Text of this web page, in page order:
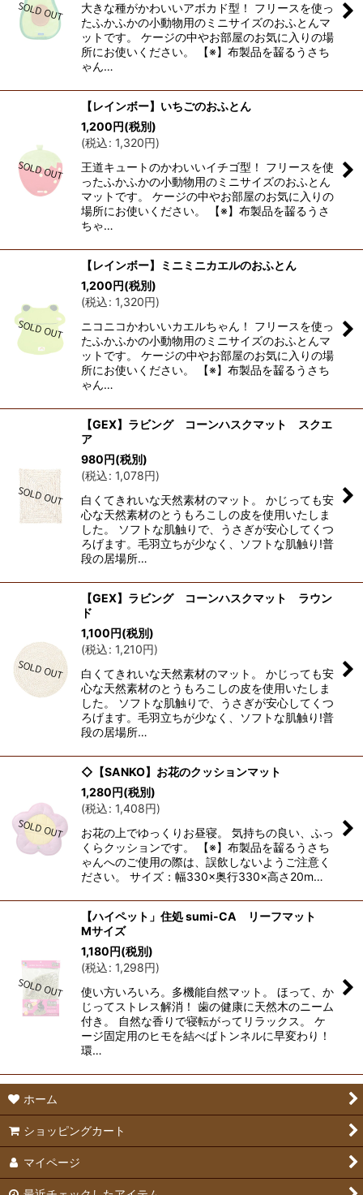
大きな種がかわいいアボカド型！ フリースを使っ
たふかふかの小動物用のミニサイズのおふとんマ
ットです。 ケージの中やお部屋のお気に入りの場
所にお使いください。 【※】布製品を齧るうさち
ゃん…
【レインボー】いちごのおふとん
1,200円(税別)
(税込: 1,320円)
王道キュートのかわいいイチゴ型！ フリースを使
ったふかふかの小動物用のミニサイズのおふとん
マットです。 ケージの中やお部屋のお気に入りの
場所にお使いください。 【※】布製品を齧るうさ
ちゃ…
【レインボー】ミニミニカエルのおふとん
1,200円(税別)
(税込: 1,320円)
ニコニコかわいいカエルちゃん！ フリースを使っ
たふかふかの小動物用のミニサイズのおふとんマ
ットです。 ケージの中やお部屋のお気に入りの場
所にお使いください。 【※】布製品を齧るうさち
ゃん…
【GEX】ラビング コーンハスクマット スクエ
ア
980円(税別)
(税込: 1,078円)
白くてきれいな天然素材のマット。 かじっても安
心な天然素材のとうもろこしの皮を使用いたしま
した。 ソフトな肌触りで、うさぎが安心してくつ
ろげます。毛羽立ちが少なく、ソフトな肌触り!普
段の居場所…
【GEX】ラビング コーンハスクマット ラウン
ド
1,100円(税別)
(税込: 1,210円)
白くてきれいな天然素材のマット。 かじっても安
心な天然素材のとうもろこしの皮を使用いたしま
した。 ソフトな肌触りで、うさぎが安心してくつ
ろげます。毛羽立ちが少なく、ソフトな肌触り!普
段の居場所…
◇【SANKO】お花のクッションマット
1,280円(税別)
(税込: 1,408円)
お花の上でゆっくりお昼寝。 気持ちの良い、ふっ
くらクッションです。 【※】布製品を齧るうさち
ゃんへのご使用の際は、誤飲しないようご注意く
ださい。 サイズ：幅330×奥行330×高さ20m…
【ハイペット」住処 sumi-CA リーフマット
Mサイズ
1,180円(税別)
(税込: 1,298円)
使い方いろいろ。多機能自然マット。 ほって、か
じってストレス解消！ 歯の健康に天然木のニーム
付き。 自然な香りで寝転がってリラックス。 ケ
ージ固定用のヒモを結べばトンネルに早変わり！
環…
ホーム
ショッピングカート
マイページ